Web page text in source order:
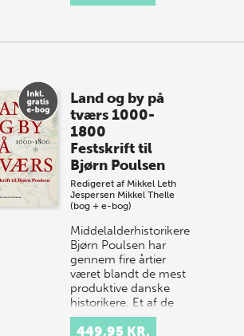
Land og by på
tværs 1000-
1800
Festskrift til
Bjørn Poulsen
Redigeret af Mikkel Leth
Jespersen Mikkel Thelle
(bog + e-bog)
Middelalderhistorikeren
Bjørn Poulsen har
gen­nem fire årtier
været blandt de mest
produktive danske
historikere. Et af de
mange forsknings­
områder, h…
449,95 KR.